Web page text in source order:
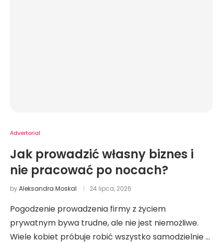
Advertorial
Jak prowadzić własny biznes i
nie pracować po nocach?
byAleksandra Moskal 24 lipca, 2026
Pogodzenie prowadzenia firmy z życiem
prywatnym bywa trudne, ale nie jest niemożliwe.
Wiele kobiet próbuje robić wszystko samodzielnie …